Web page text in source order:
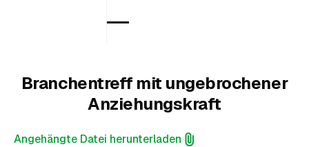
Branchentreff mit ungebrochener
Anziehungskraft
Angehängte Datei herunterladen